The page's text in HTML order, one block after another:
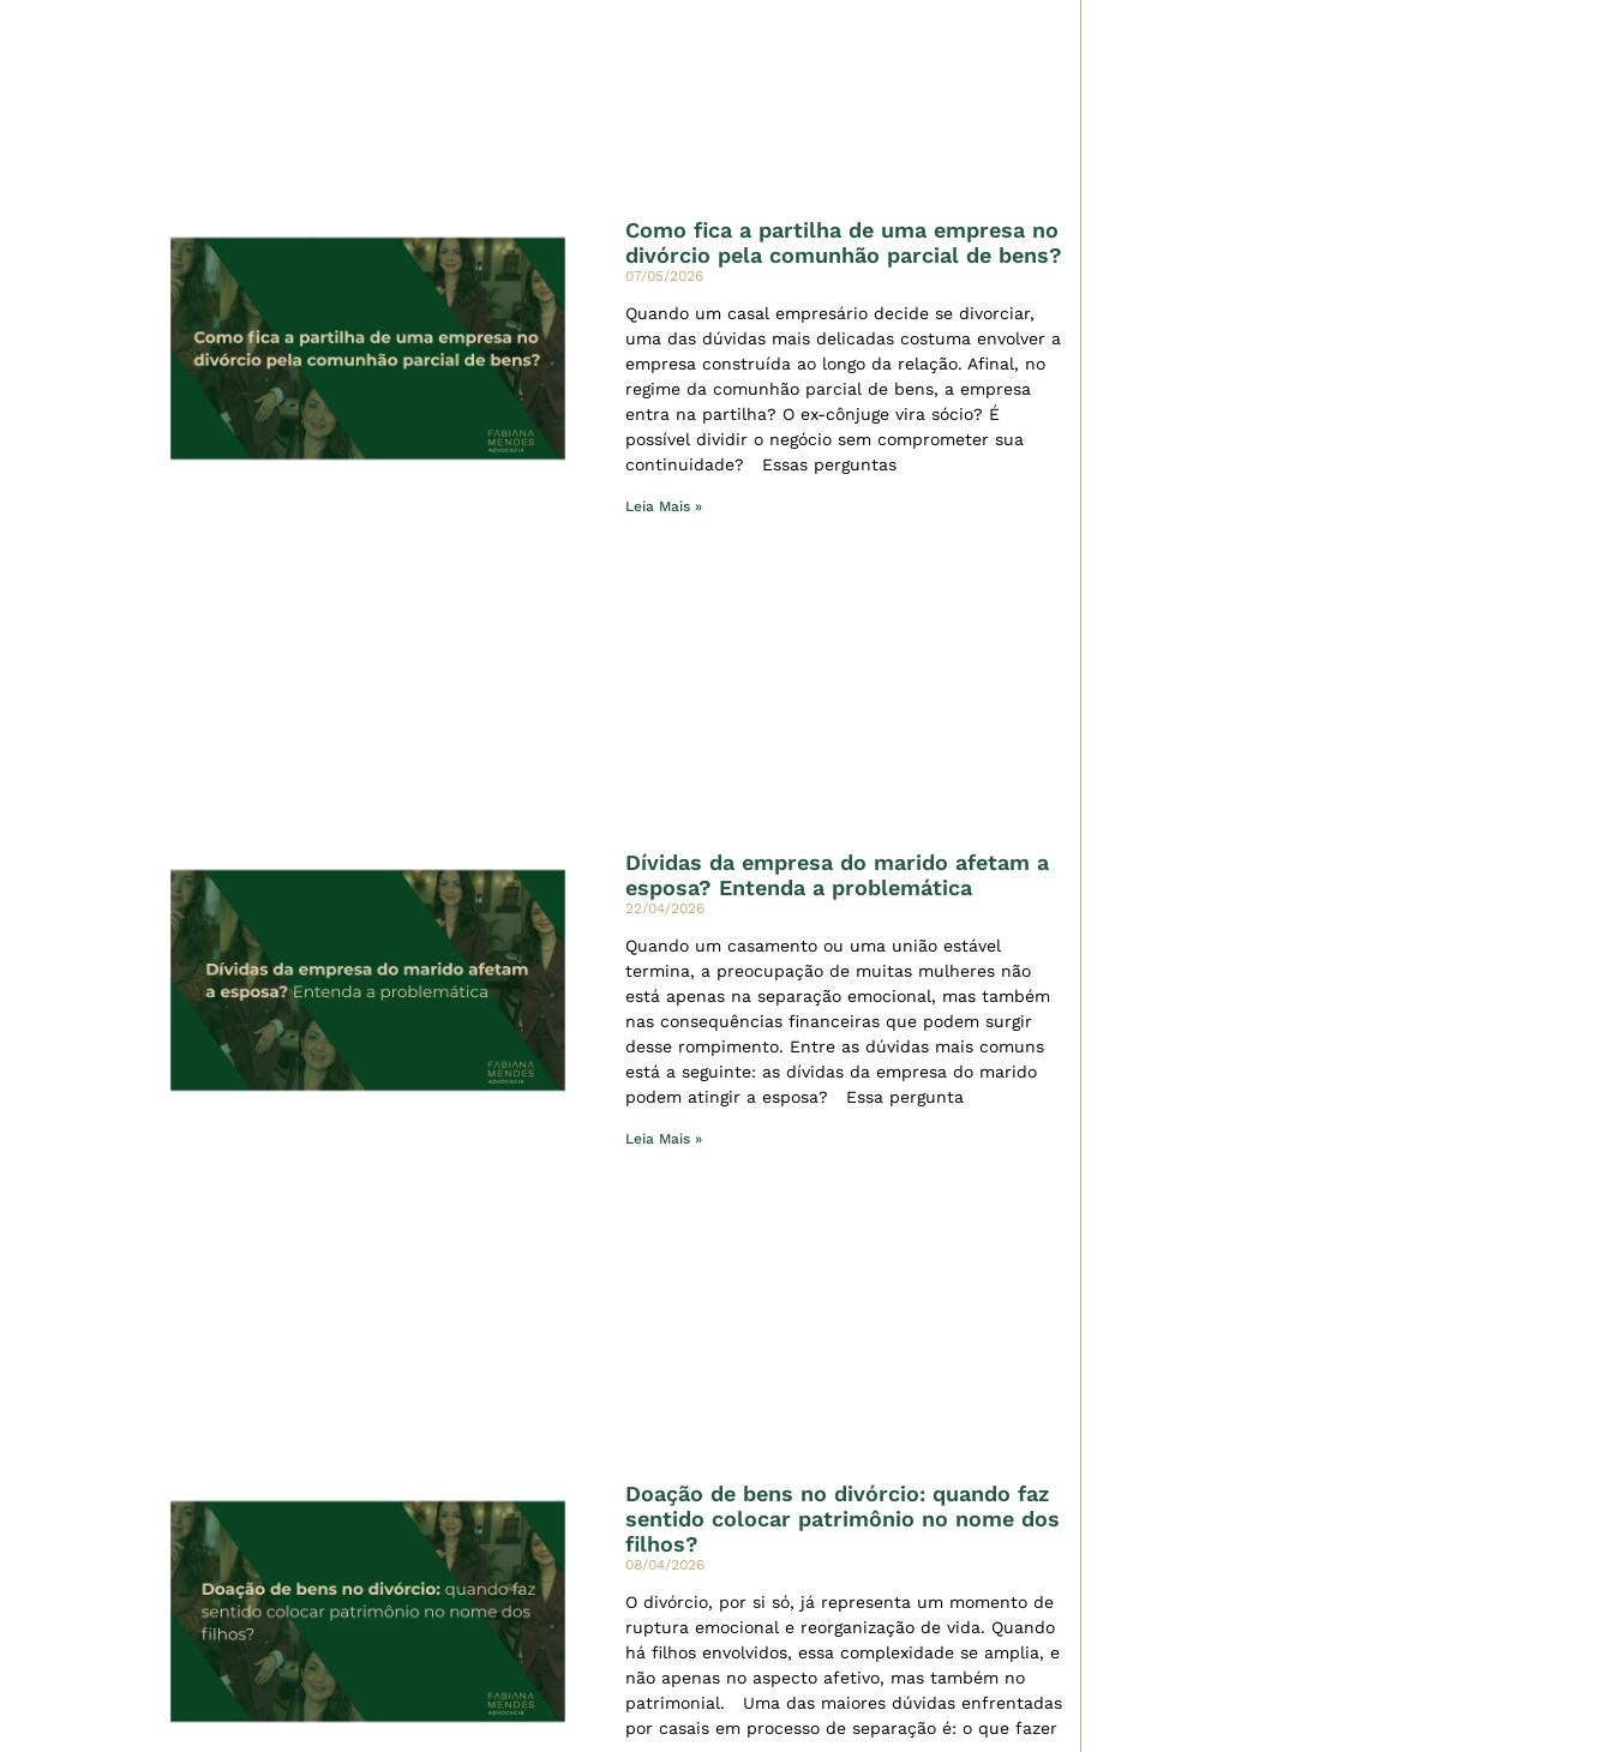
Como fica a partilha de uma empresa no
divórcio pela comunhão parcial de bens?
07/05/2026
Quando um casal empresário decide se divorciar,
uma das dúvidas mais delicadas costuma envolver a
empresa construída ao longo da relação. Afinal, no
regime da comunhão parcial de bens, a empresa
entra na partilha? O ex-cônjuge vira sócio? É
possível dividir o negócio sem comprometer sua
continuidade? Essas perguntas
Leia Mais »
Dívidas da empresa do marido afetam a
esposa? Entenda a problemática
22/04/2026
Quando um casamento ou uma união estável
termina, a preocupação de muitas mulheres não
está apenas na separação emocional, mas também
nas consequências financeiras que podem surgir
desse rompimento. Entre as dúvidas mais comuns
está a seguinte: as dívidas da empresa do marido
podem atingir a esposa? Essa pergunta
Leia Mais »
Doação de bens no divórcio: quando faz
sentido colocar patrimônio no nome dos
filhos?
08/04/2026
O divórcio, por si só, já representa um momento de
ruptura emocional e reorganização de vida. Quando
há filhos envolvidos, essa complexidade se amplia, e
não apenas no aspecto afetivo, mas também no
patrimonial. Uma das maiores dúvidas enfrentadas
por casais em processo de separação é: o que fazer